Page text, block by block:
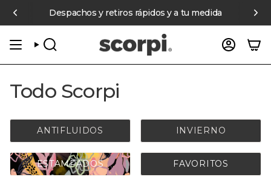
contenido
compras online sobre $70.000 pagando con Mercado Pago
Despachos y retiros rápidos y a tu medida
BÚSQUEDA
Todo Scorpi
ANTIFLUIDOS INVIERNO
ESTAMPADOS FAVORITOS